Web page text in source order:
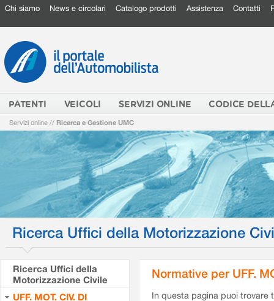
Chi siamo News e circolari Catalogo prodotti Assistenza Contatti
PATENTI VEICOLI SERVIZI ONLINE CODICE
Servizi online // Ricerca e Gestione UMC
Ricerca Uffici della Motorizzazione
Ricerca Uffici della
Motorizzazione Civile
UFF. MOT. CIV. DI
Normative per UFF.
In questa pagina puoi